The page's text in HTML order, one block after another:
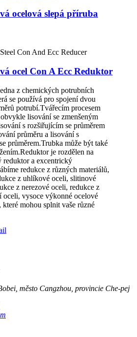
ocelová slepá příruba
ocel Con A Ecc Reduktor
z chemických potrubních
se používá pro spojení dvou
potrubí.Tvářecím procesem
lisování se zmenšeným
s rozšiřujícím se průměrem
průměru a lisování s
průměrem.Trubka může být také
je rozdělen na
reduktor a excentrický
redukce z různých materiálů,
z uhlíkové oceli, slitinové
z nerezové oceli, redukce z
oceli, vysoce výkonné ocelové
které mohou splnit vaše různé
město Cangzhou, provincie Che-pej